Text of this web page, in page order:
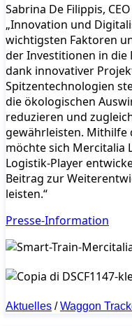
Sabrina De Filippis,
„Innovation und
wichtigsten Faktoren
der Investitionen in die
dank innovativer
Spitzentechnologien
die ökologischen
reduzieren und
gewährleisten. Mithilfe
möchte sich Mercitalia
Logistik-Player
Beitrag zur
leisten.“
Presse-Information
Aktuelles /Waggon